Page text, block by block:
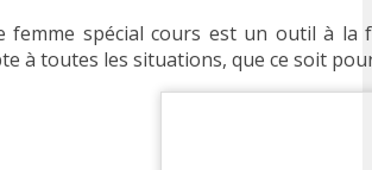
femme spécial cours est un outil à
à toutes les situations, que ce soit